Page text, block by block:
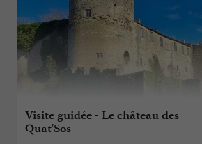
Visite guidée - Le château des
Quat'Sos